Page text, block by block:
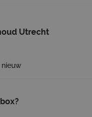
Utrecht
nieuw